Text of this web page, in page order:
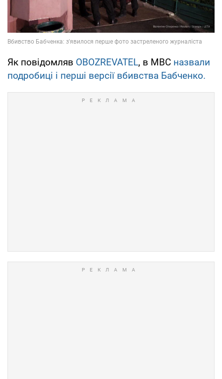
Як повідомляв OBOZREVATEL, в МВС назвали
подробиці і перші версії вбивства Бабченко.